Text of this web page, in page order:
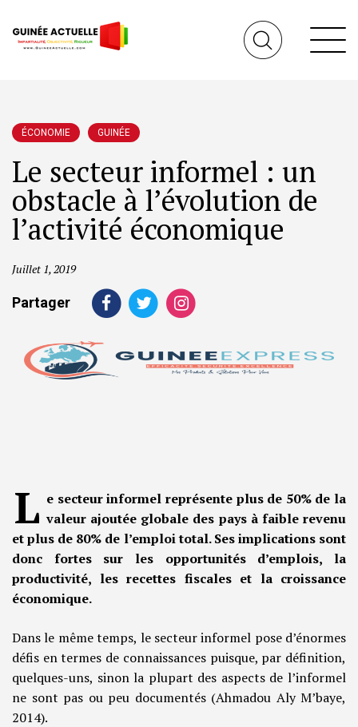
ÉCONOMIE GUINÉE
Le secteur informel : un
obstacle à l’évolution de
l’activité économique
Juillet 1, 2019
Partager
L e secteur informel représente plus de 50% de la
valeur ajoutée globale des pays à faible revenu
et plus de 80% de l’emploi total. Ses implications sont
donc fortes sur les opportunités d’emplois, la
productivité, les recettes fiscales et la croissance
économique.
Dans le même temps, le secteur informel pose d’énormes
défis en termes de connaissances puisque, par définition,
quelques-uns, sinon la plupart des aspects de l’informel
ne sont pas ou peu documentés (Ahmadou Aly M’baye,
2014).